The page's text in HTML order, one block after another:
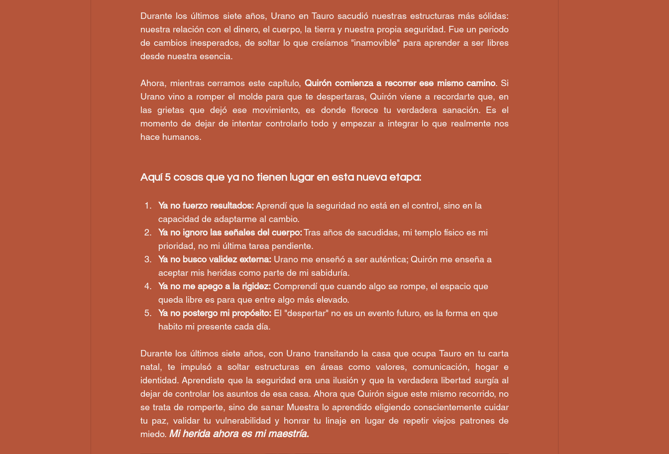
Durante los últimos siete años, Urano en Tauro sacudió nuestras estructuras más sólidas:
nuestra relación con el dinero, el cuerpo, la tierra y nuestra propia seguridad. Fue un periodo
de cambios inesperados, de soltar lo que creíamos "inamovible" para aprender a ser libres
desde nuestra esencia.
Ahora, mientras cerramos este capítulo, Quirón comienza a recorrer ese mismo camino. Si
Urano vino a romper el molde para que te despertaras, Quirón viene a recordarte que, en
las grietas que dejó ese movimiento, es donde florece tu verdadera sanación. Es el
momento de dejar de intentar controlarlo todo y empezar a integrar lo que realmente nos
hace humanos.
Aquí 5 cosas que ya no tienen lugar en esta nueva etapa:
Ya no fuerzo resultados: Aprendí que la seguridad no está en el control, sino en la
capacidad de adaptarme al cambio.
Ya no ignoro las señales del cuerpo: Tras años de sacudidas, mi templo físico es mi
prioridad, no mi última tarea pendiente.
Ya no busco validez externa: Urano me enseñó a ser auténtica; Quirón me enseña a
aceptar mis heridas como parte de mi sabiduría.
Ya no me apego a la rigidez: Comprendí que cuando algo se rompe, el espacio que
queda libre es para que entre algo más elevado.
Ya no postergo mi propósito: El "despertar" no es un evento futuro, es la forma en que
habito mi presente cada día.
Durante los últimos siete años, con Urano transitando la casa que ocupa Tauro en tu carta
natal, te impulsó a soltar estructuras en áreas como valores, comunicación, hogar e
identidad. Aprendiste que la seguridad era una ilusión y que la verdadera libertad surgía al
dejar de controlar los asuntos de esa casa. Ahora que Quirón sigue este mismo recorrido, no
se trata de romperte, sino de sanar Muestra lo aprendido eligiendo conscientemente cuidar
tu paz, validar tu vulnerabilidad y honrar tu linaje en lugar de repetir viejos patrones de
miedo. Mi herida ahora es mi maestría.